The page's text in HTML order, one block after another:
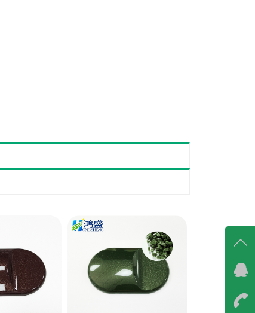
在线